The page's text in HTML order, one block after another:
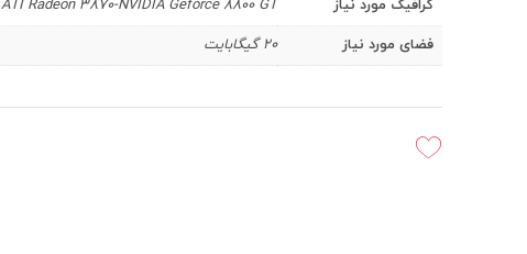
گرافیک مورد نیاز
ATI Radeon 3870-NVIDIA Geforce 8800 GT
فضای مورد نیاز
20 گیگابایت